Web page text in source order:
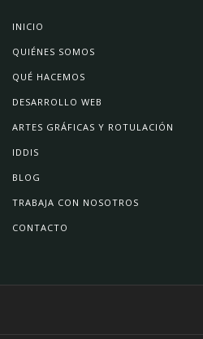
INICIO
QUIÉNES SOMOS
QUÉ HACEMOS
DESARROLLO WEB
ARTES GRÁFICAS Y ROTULACIÓN
IDDIS
BLOG
TRABAJA CON NOSOTROS
CONTACTO